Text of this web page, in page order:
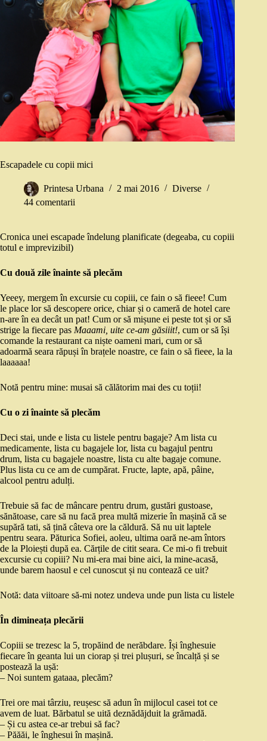
Escapadele cu copii mici
Printesa Urbana 2 mai 2016
Diverse
44 comentarii
Cronica unei escapade îndelung planificate (degeaba, cu copiii
totul e imprevizibil)
Cu două zile înainte să plecăm
Yeeey, mergem în excursie cu copiii, ce fain o să fieee! Cum
le place lor să descopere orice, chiar și o cameră de hotel care
n-are în ea decât un pat! Cum or să mișune ei peste tot și or să
strige la fiecare pas Maaami, uite ce-am găsiiit!, cum or să își
comande la restaurant ca niște oameni mari, cum or să
adoarmă seara răpuși în brațele noastre, ce fain o să fieee, la la
laaaaaa!
Notă pentru mine: musai să călătorim mai des cu toții!
Cu o zi înainte să plecăm
Deci stai, unde e lista cu listele pentru bagaje? Am lista cu
medicamente, lista cu bagajele lor, lista cu bagajul pentru
drum, lista cu bagajele noastre, lista cu alte bagaje comune.
Plus lista cu ce am de cumpărat. Fructe, lapte, apă, pâine,
alcool pentru adulți.
Trebuie să fac de mâncare pentru drum, gustări gustoase,
sănătoase, care să nu facă prea multă mizerie în mașină că se
supără tati, să țină câteva ore la căldură. Să nu uit laptele
pentru seara. Păturica Sofiei, aoleu, ultima oară ne-am întors
de la Ploiești după ea. Cărțile de citit seara. Ce mi-o fi trebuit
excursie cu copiii? Nu mi-era mai bine aici, la mine-acasă,
unde barem haosul e cel cunoscut și nu contează ce uit?
Notă: data viitoare să-mi notez undeva unde pun lista cu listele
În dimineața plecării
Copiii se trezesc la 5, tropăind de nerăbdare. Își înghesuie
fiecare în geanta lui un ciorap și trei plușuri, se încalță și se
postează la ușă:
– Noi suntem gataaa, plecăm?
Trei ore mai târziu, reușesc să adun în mijlocul casei tot ce
avem de luat. Bărbatul se uită deznădăjduit la grămadă.
– Și cu astea ce-ar trebui să fac?
– Păăăi, le înghesui în mașină.